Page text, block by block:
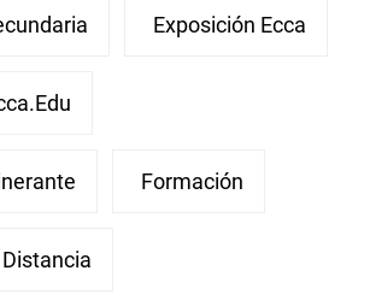
Exposición Ecca
Formación